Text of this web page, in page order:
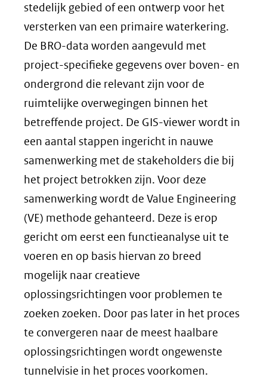
stedelijk gebied of een ontwerp voor het
versterken van een primaire waterkering.
De BRO-data worden aangevuld met
project-specifieke gegevens over boven- en
ondergrond die relevant zijn voor de
ruimtelijke overwegingen binnen het
betreffende project. De GIS-viewer wordt in
een aantal stappen ingericht in nauwe
samenwerking met de stakeholders die bij
het project betrokken zijn. Voor deze
samenwerking wordt de Value Engineering
(VE) methode gehanteerd. Deze is erop
gericht om eerst een functieanalyse uit te
voeren en op basis hiervan zo breed
mogelijk naar creatieve
oplossingsrichtingen voor problemen te
zoeken zoeken. Door pas later in het proces
te convergeren naar de meest haalbare
oplossingsrichtingen wordt ongewenste
tunnelvisie in het proces voorkomen.